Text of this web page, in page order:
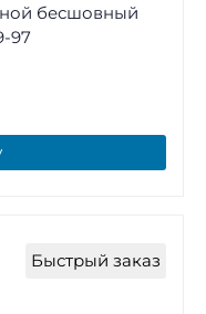
бесшовный
97
Быстрый заказ